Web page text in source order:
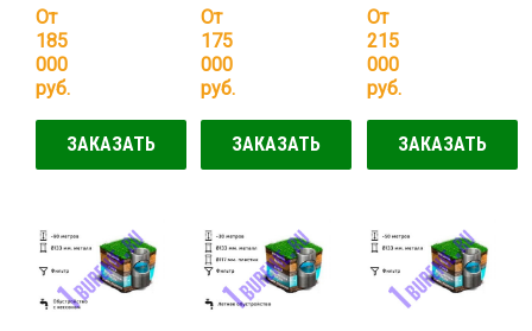
От
185
000
руб.
ЗАКАЗАТЬ
От
175
000
руб.
ЗАКАЗАТЬ
От
215
000
руб.
ЗАКАЗАТЬ